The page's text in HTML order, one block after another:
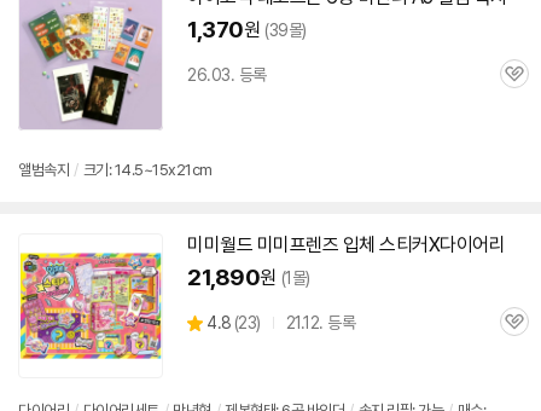
1,370원 (39몰)
26.03. 등록
관
앨범속지 / 크기: 14.5~15x21cm
미미월드 미미프렌즈 입체 스티커X다이어리
21,890원 (1몰)
별
4.8 (상
뷰
23) 21.12. 등록
관